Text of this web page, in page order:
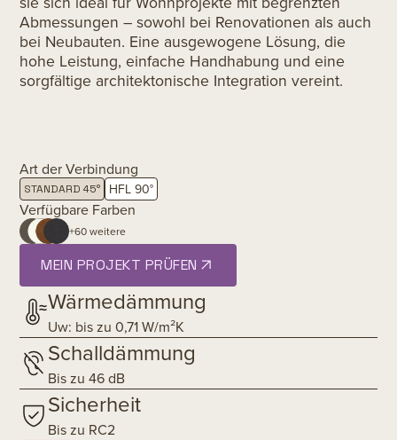
Abmessungen – sowohl bei Renovationen als auch
bei Neubauten. Eine ausgewogene Lösung, die
hohe Leistung, einfache Handhabung und eine
sorgfältige architektonische Integration vereint.
Art der Verbindung
STANDARD 45° HFL 90°
Verfügbare Farben
+60 weitere
MEIN PROJEKT PRÜFEN
Wärmedämmung
Uw: bis zu 0,71 W/m²K
Schalldämmung
Bis zu 46 dB
Sicherheit
Bis zu RC2